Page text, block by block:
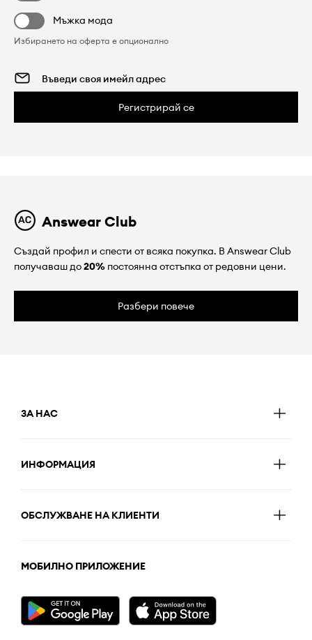
Мъжка мода
Избирането на оферта е опционално
Регистрирай се
Answear Club
Създай профил и спести от всяка покупка. В Answear Club
получаваш до20% постоянна отстъпка от редовни цени.
Разбери повече
ЗА НАС
ИНФОРМАЦИЯ
ОБСЛУЖВАНЕ НА КЛИЕНТИ
МОБИЛНО ПРИЛОЖЕНИЕ